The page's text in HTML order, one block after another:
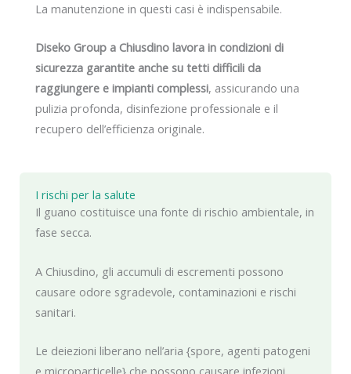
I rischi per la salute
Il guano costituisce una fonte di rischio ambientale, in
fase secca.
A Chiusdino, gli accumuli di escrementi possono
causare odore sgradevole, contaminazioni e rischi
sanitari.
Le deiezioni liberano nell’aria {spore, agenti patogeni
La manutenzione in questi casi è indispensabile.
Diseko Group a Chiusdino lavora in condizioni di
sicurezza garantite anche su tetti difficili da
raggiungere e impianti complessi, assicurando una
pulizia profonda, disinfezione professionale e il
recupero dell’efficienza originale.